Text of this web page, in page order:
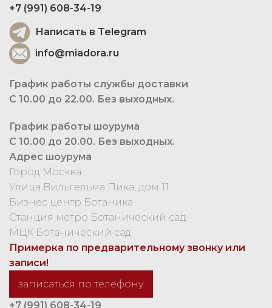
+7 (991) 608-34-19
Написать в Telegram
info@miadora.ru
График работы службы доставки
С 10.00 до 22.00. Без выходных.
График работы шоурума
С 10.00 до 20.00. Без выходных.
Адрес шоурума
Город Москва
Улица Вильгельма Пика, дом 11
Бизнес центр Ботаника
Станция метро Ботанический сад
МЦК Ботанический сад
Примерка по предварительному звонку или
записи!
записаться по телефону
+7 (991) 608-34-19